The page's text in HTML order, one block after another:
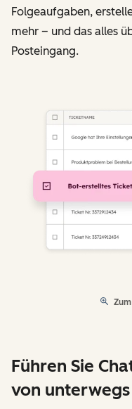
Folgeaufgaben,
mehr – und das alles
Posteingang.
Führen Sie
von unterwegs